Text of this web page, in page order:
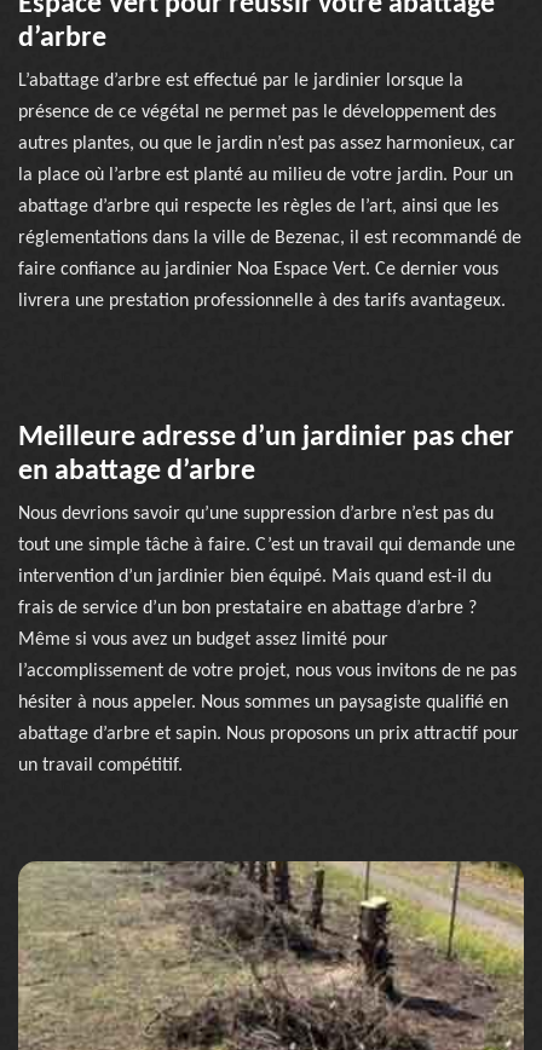
d’arbre
L’abattage d’arbre est effectué par le jardinier lorsque la
présence de ce végétal ne permet pas le développement des
autres plantes, ou que le jardin n’est pas assez harmonieux, car
la place où l’arbre est planté au milieu de votre jardin. Pour un
abattage d’arbre qui respecte les règles de l’art, ainsi que les
réglementations dans la ville de Bezenac, il est recommandé de
faire confiance au jardinier Noa Espace Vert. Ce dernier vous
livrera une prestation professionnelle à des tarifs avantageux.
Meilleure adresse d’un jardinier pas cher
en abattage d’arbre
Nous devrions savoir qu’une suppression d’arbre n’est pas du
tout une simple tâche à faire. C’est un travail qui demande une
intervention d’un jardinier bien équipé. Mais quand est-il du
frais de service d’un bon prestataire en abattage d’arbre ?
Même si vous avez un budget assez limité pour
l’accomplissement de votre projet, nous vous invitons de ne pas
hésiter à nous appeler. Nous sommes un paysagiste qualifié en
abattage d’arbre et sapin. Nous proposons un prix attractif pour
un travail compétitif.